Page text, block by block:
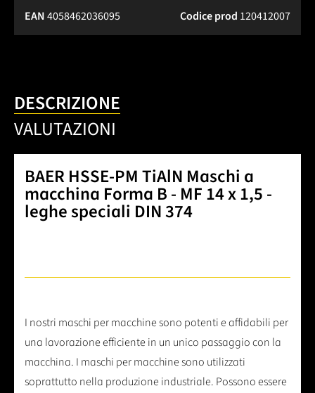
Codice prod 120412007
EAN4058462036095
DESCRIZIONE
VALUTAZIONI
BAER HSSE-PM TiAlN Maschi a
macchina Forma B - MF 14 x 1,5 -
leghe speciali DIN 374
I nostri maschi per macchine sono potenti e affidabili per
una lavorazione efficiente in un unico passaggio con la
macchina. I maschi per macchine sono utilizzati
soprattutto nella produzione industriale. Possono essere